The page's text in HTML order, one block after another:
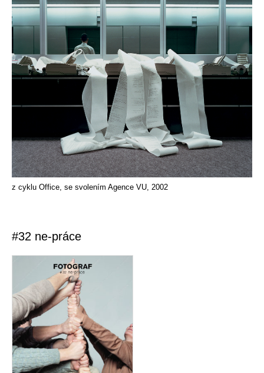
z cyklu Office, se svolením Agence VU, 2002
#32 ne-práce